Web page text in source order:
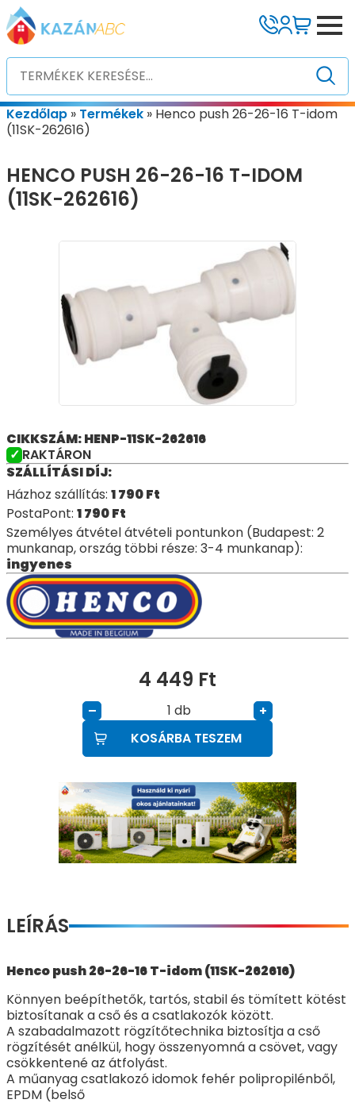
Kezdőlap » Termékek » Henco push 26-26-16 T-idom
(11SK-262616)
HENCO PUSH 26-26-16 T-IDOM
(11SK-262616)
CIKKSZÁM: HENP-11SK-262616
RAKTÁRON
SZÁLLÍTÁSI DÍJ:
Házhoz szállítás: 1 790Ft
PostaPont: 1 790Ft
Személyes átvétel átvételi pontunkon (Budapest: 2
munkanap, ország többi része: 3-4 munkanap):
ingyenes
4 449 Ft
– db
+
KOSÁRBA TESZEM
LEÍRÁS
Henco push 26-26-16 T-idom (11SK-262616)
Könnyen beépíthetők, tartós, stabil és tömített kötést
biztosítanak a cső és a csatlakozók között.
A szabadalmazott rögzítőtechnika biztosítja a cső
rögzítését anélkül, hogy összenyomná a csövet, vagy
csökkentené az átfolyást.
A műanyag csatlakozó idomok fehér polipropilénből,
EPDM (belső